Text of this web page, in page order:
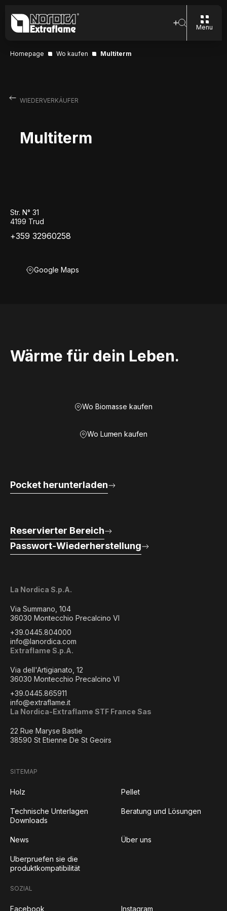
Menu
Homepage Wo kaufen Multiterm
WIEDERVERKÄUFER
Multiterm
Str. N° 31
4199 Trud
+359 32960258
Google Maps
Wärme für dein Leben.
Wo Biomasse kaufen
Wo Lumen kaufen
La Nordica S.p.A.
Via Summano, 104
36030 Montecchio Precalcino VI
+39.0445.804000
info@lanordica.com
Extraflame S.p.A.
Via dell'Artigianato, 12
36030 Montecchio Precalcino VI
+39.0445.865911
info@extraflame.it
La Nordica-Extraflame STF France Sas
22 Rue Maryse Bastie
38590 St Etienne De St Geoirs
Pocket herunterladen
Reservierter Bereich
Passwort-Wiederherstellung
SITEMAP
Holz Pellet
Technische Unterlagen
Downloads
Beratung und Lösungen
News Über uns
Uberpruefen sie die
produktkompatibilität
SOZIAL
Facebook Instagram